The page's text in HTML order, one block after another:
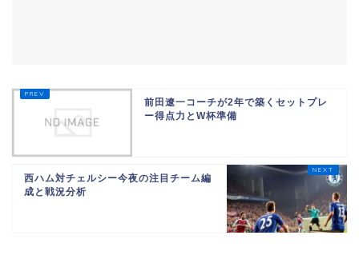
前田遼一コーチが2年で築くセットプレ
ー得点力とW杯準備
西ハム対チェルシー今夜の注目チーム編
成と戦況分析